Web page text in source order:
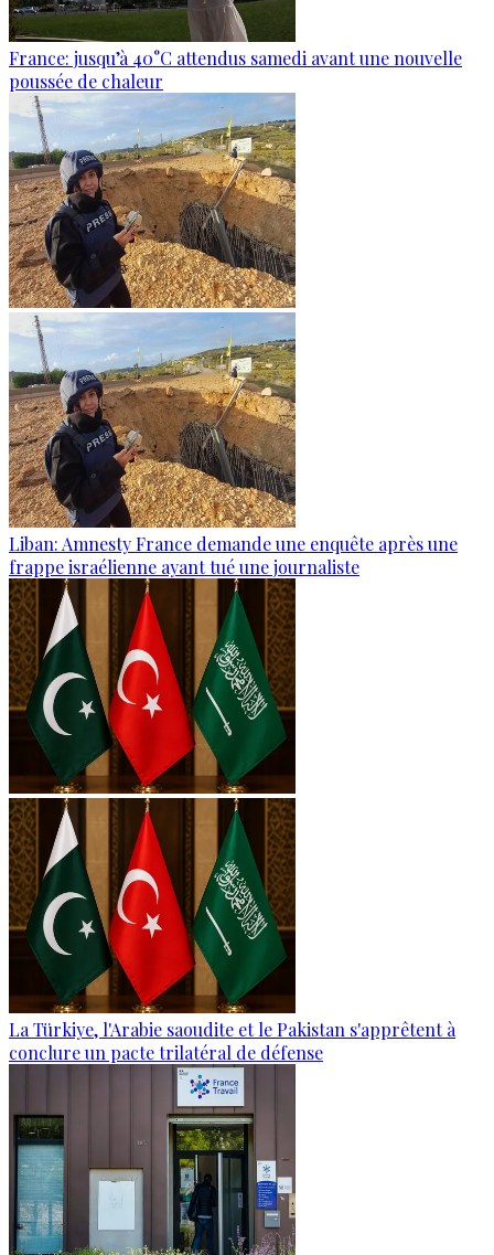
France: jusqu’à 40°C attendus samedi avant une nouvelle
poussée de chaleur
Liban: Amnesty France demande une enquête après une
frappe israélienne ayant tué une journaliste
La Türkiye, l'Arabie saoudite et le Pakistan s'apprêtent à
conclure un pacte trilatéral de défense